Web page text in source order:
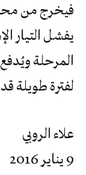
فيخرج من
يفشل التيار
المرحلة
لفترة طويلة
علاء الروبي
9 يناير 2016